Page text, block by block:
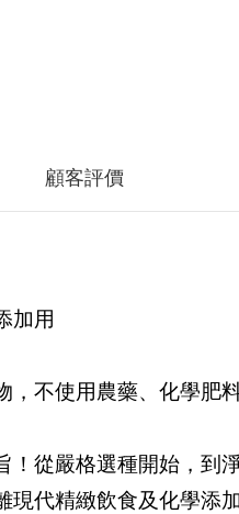
顧客評價
加用
，不使用農藥、化學
從嚴格選種開始，到
代精緻飲食及化學添